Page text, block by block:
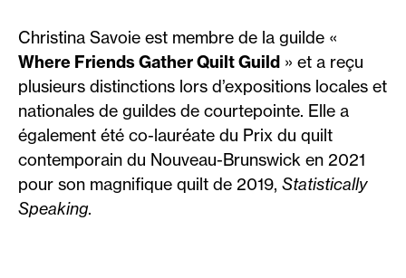
Christina Savoie est membre de la guilde «
Where Friends Gather Quilt Guild » et a reçu
plusieurs distinctions lors d’expositions locales et
nationales de guildes de courtepointe. Elle a
également été co-lauréate du Prix du quilt
contemporain du Nouveau-Brunswick en 2021
pour son magnifique quilt de 2019, Statistically
Speaking.